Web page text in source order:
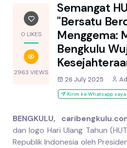
0 LIKES
2963 VIEWS
Semangat
"Bersatu
Menggema:
Bengkulu
26 July 2025
Kirim ke Whatsapp saya
BENGKULU,
dan logo Hari Ulang Tahun
Republik Indonesia oleh